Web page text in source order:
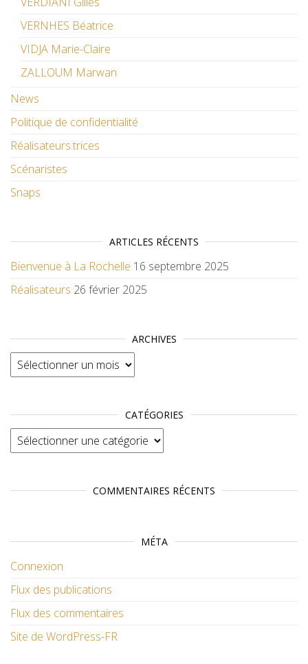
VERNHES Béatrice
VIDJA Marie-Claire
ZALLOUM Marwan
News
Politique de confidentialité
Réalisateurs.trices
Scénaristes
Snaps
ARTICLES RÉCENTS
Bienvenue à La Rochelle 16 septembre 2025
Réalisateurs 26 février 2025
ARCHIVES
Archives
CATÉGORIES
Catégories
COMMENTAIRES RÉCENTS
MÉTA
Connexion
Flux des publications
Flux des commentaires
Site de WordPress-FR